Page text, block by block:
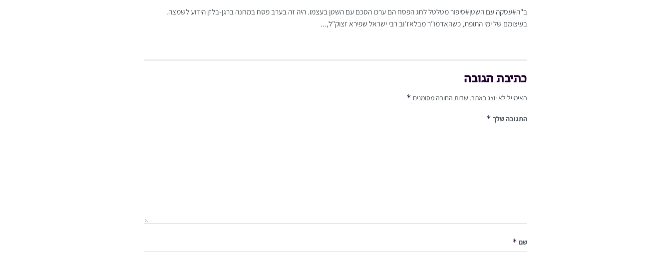
ב"ה#עסקה עם השטן#סיפור מטלטל לחג הפסח הם ערכו הסכם עם השטן בעצמו. היה זה בערב פסח במחנה ברגן-בלזן הידוע לשמצה.
בעיצומם של ימי התופת, כשהאדמו"ר מבלאז'וב רבי ישראל שפירא זצוק"ל,...
כתיבת תגובה
האימייל לא יוצג באתר. שדות החובה מסומנים *
התגובה שלך *
שם *